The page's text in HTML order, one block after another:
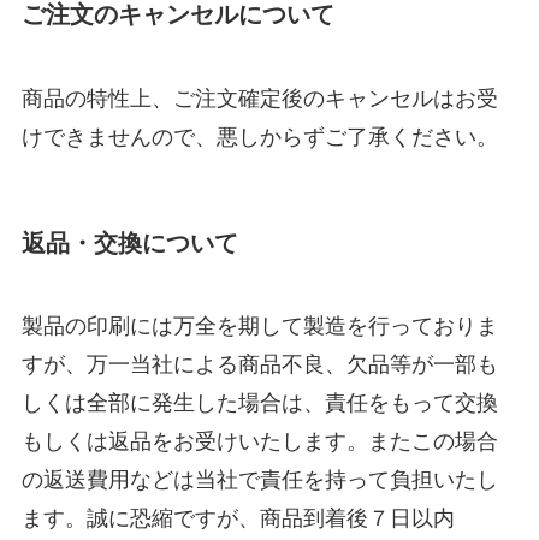
ご注文のキャンセルについて
商品の特性上、ご注文確定後のキャンセルはお受
けできませんので、悪しからずご了承ください。
返品・交換について
製品の印刷には万全を期して製造を行っておりま
すが、万一当社による商品不良、欠品等が一部も
しくは全部に発生した場合は、責任をもって交換
もしくは返品をお受けいたします。またこの場合
の返送費用などは当社で責任を持って負担いたし
ます。誠に恐縮ですが、商品到着後７日以内